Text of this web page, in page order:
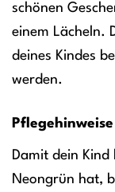
schönen
einem Lächeln.
deines Kindes
werden.
Damit dein Kind
Neongrün hat,